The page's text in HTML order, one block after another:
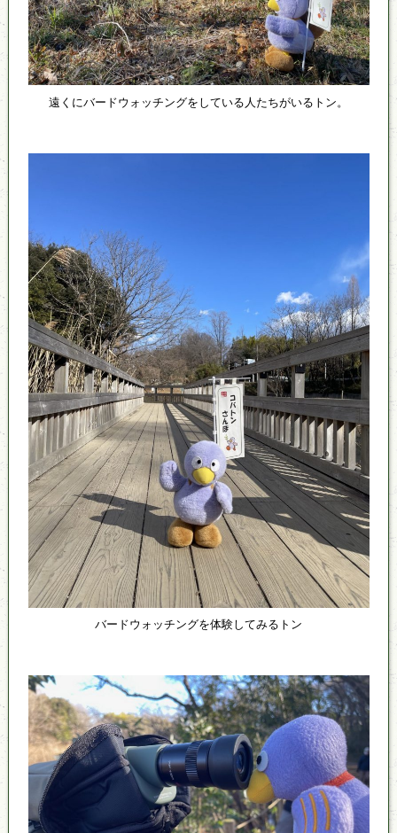
遠くにバードウォッチングをしている人たちがいるトン。
バードウォッチングを体験してみるトン